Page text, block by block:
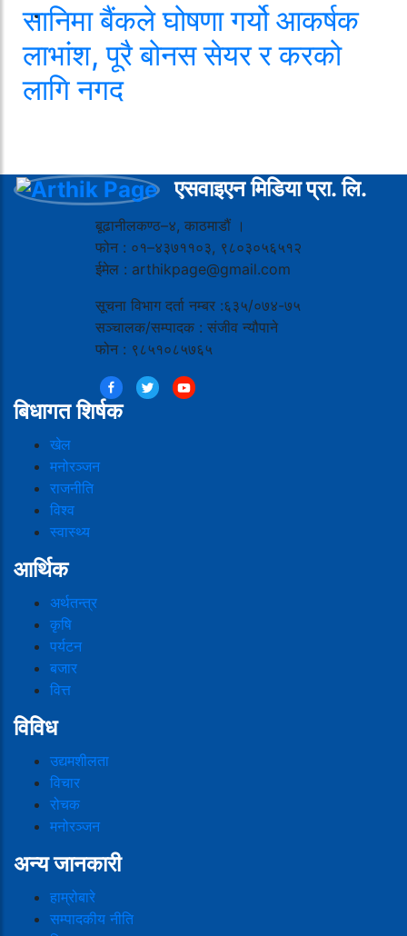
सानिमा बैंकले घोषणा गर्यो आकर्षक
लाभांश, पूरै बोनस सेयर र करको
लागि नगद
एसवाइएन मिडिया प्रा. लि.
बूढानीलकण्ठ–४, काठमाडौं ।
फोन : ०१–४३७११०३, ९८०३०५६५१२
ईमेल : arthikpage@gmail.com
सूचना विभाग दर्ता नम्बर :६३५/०७४-७५
सञ्चालक/सम्पादक : संजीव न्यौपाने
फोन : ९८५१०८५७६५
बिधागत शिर्षक
खेल
मनोरञ्जन
राजनीति
विश्व
स्वास्थ्य
आर्थिक
अर्थतन्त्र
कृषि
पर्यटन
बजार
वित्त
विविध
उद्यमशीलता
विचार
रोचक
मनोरञ्जन
अन्य जानकारी
हाम्रोबारे
सम्पादकीय नीति